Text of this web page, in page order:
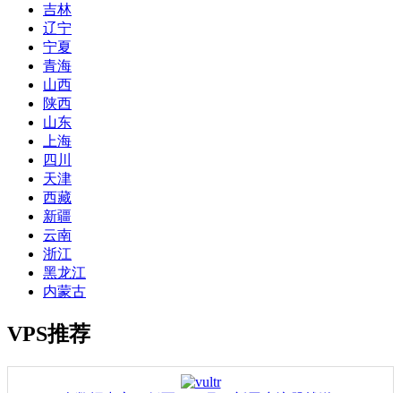
吉林
辽宁
宁夏
青海
山西
陕西
山东
上海
四川
天津
西藏
新疆
云南
浙江
黑龙江
内蒙古
VPS推荐